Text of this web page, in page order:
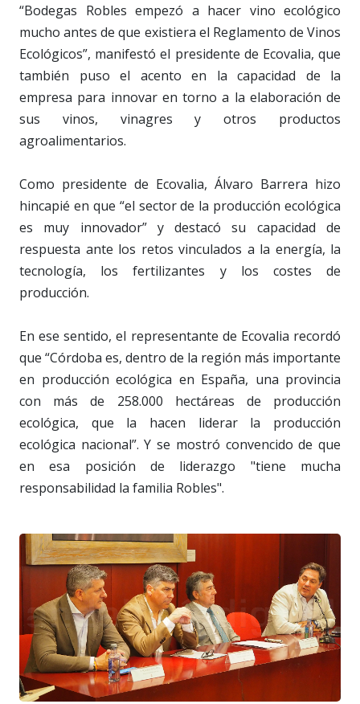
“Bodegas Robles empezó a hacer vino ecológico
mucho antes de que existiera el Reglamento de Vinos
Ecológicos”, manifestó el presidente de Ecovalia, que
también puso el acento en la capacidad de la
empresa para innovar en torno a la elaboración de
sus vinos, vinagres y otros productos
agroalimentarios.
Como presidente de Ecovalia, Álvaro Barrera hizo
hincapié en que “el sector de la producción ecológica
es muy innovador” y destacó su capacidad de
respuesta ante los retos vinculados a la energía, la
tecnología, los fertilizantes y los costes de
producción.
En ese sentido, el representante de Ecovalia recordó
que “Córdoba es, dentro de la región más importante
en producción ecológica en España, una provincia
con más de 258.000 hectáreas de producción
ecológica, que la hacen liderar la producción
ecológica nacional”. Y se mostró convencido de que
en esa posición de liderazgo "tiene mucha
responsabilidad la familia Robles".